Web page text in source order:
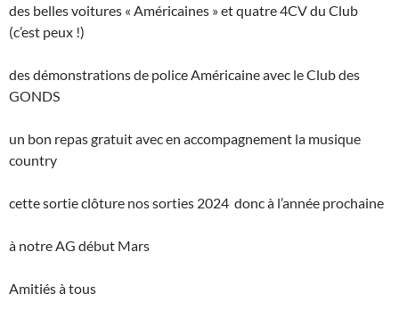
des belles voitures « Américaines » et quatre 4CV du Club
(c’est peux !)
des démonstrations de police Américaine avec le Club des
GONDS
un bon repas gratuit avec en accompagnement la musique
country
cette sortie clôture nos sorties 2024 donc à l’année prochaine
à notre AG début Mars
Amitiés à tous